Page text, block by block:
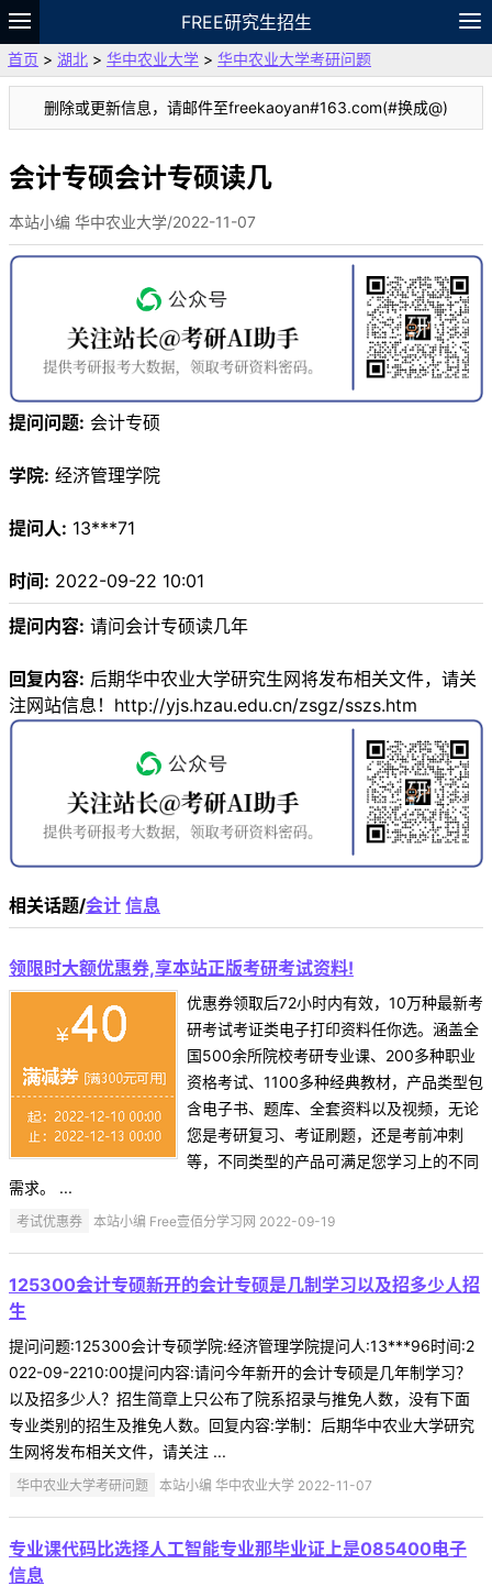
FREE研究生招生
题库
故事 专题 APP 笔记
论坛
VIP
资料
首页 > 湖北 > 华中农业大学 > 华中农业大学考研问题
删除或更新信息，请邮件至freekaoyan#163.com(#换成@)
会计专硕会计专硕读几
本站小编 华中农业大学/2022-11-07
提问问题: 会计专硕
学院: 经济管理学院
提问人: 13***71
时间: 2022-09-22 10:01
提问内容: 请问会计专硕读几年
回复内容: 后期华中农业大学研究生网将发布相关文件，请关
注网站信息！http://yjs.hzau.edu.cn/zsgz/sszs.htm
相关话题/会计 信息
领限时大额优惠券,享本站正版考研考试资料!
优惠券领取后72小时内有效，10万种最新考
研考试考证类电子打印资料任你选。涵盖全
国500余所院校考研专业课、200多种职业
资格考试、1100多种经典教材，产品类型包
含电子书、题库、全套资料以及视频，无论
您是考研复习、考证刷题，还是考前冲刺
等，不同类型的产品可满足您学习上的不同
需求。 ...
考试优惠券 本站小编 Free壹佰分学习网 2022-09-19
125300会计专硕新开的会计专硕是几制学习以及招多少人招
生
提问问题:125300会计专硕学院:经济管理学院提问人:13***96时间:2
022-09-2210:00提问内容:请问今年新开的会计专硕是几年制学习？
以及招多少人？招生简章上只公布了院系招录与推免人数，没有下面
专业类别的招生及推免人数。回复内容:学制：后期华中农业大学研究
生网将发布相关文件，请关注 ...
华中农业大学考研问题 本站小编 华中农业大学 2022-11-07
专业课代码比选择人工智能专业那毕业证上是085400电子
信息